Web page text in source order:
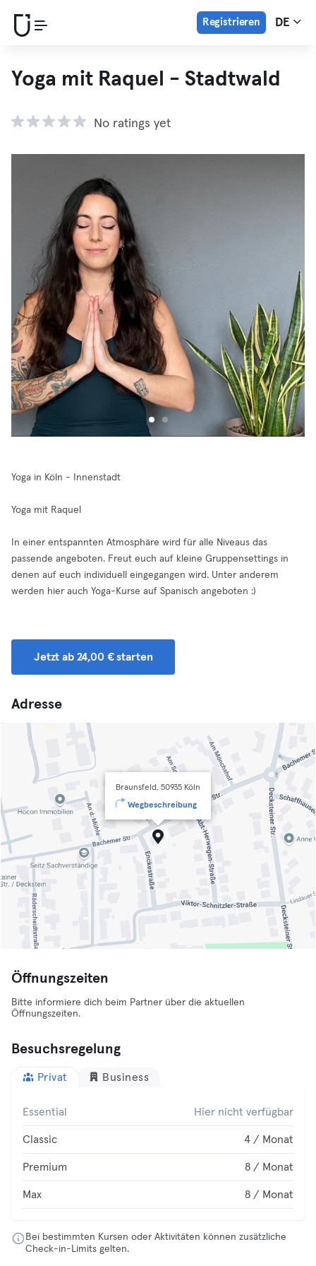
Registrieren DE
Yoga mit Raquel - Stadtwald
No ratings yet
Yoga in Köln - Innenstadt
Yoga mit Raquel
In einer entspannten Atmosphäre wird für alle Niveaus das
passende angeboten. Freut euch auf kleine Gruppensettings in
denen auf euch individuell eingegangen wird. Unter anderem
werden hier auch Yoga-Kurse auf Spanisch angeboten :)
Jetzt ab 24,00 € starten
Adresse
Braunsfeld, 50935 Köln
Wegbeschreibung
Öffnungszeiten
Bitte informiere dich beim Partner über die aktuellen
Öffnungszeiten.
Besuchsregelung
Privat Business
Essential Hier nicht verfügbar
Classic 4 / Monat
Premium 8 / Monat
Max 8 / Monat
Bei bestimmten Kursen oder Aktivitäten können zusätzliche
Check-in-Limits gelten.